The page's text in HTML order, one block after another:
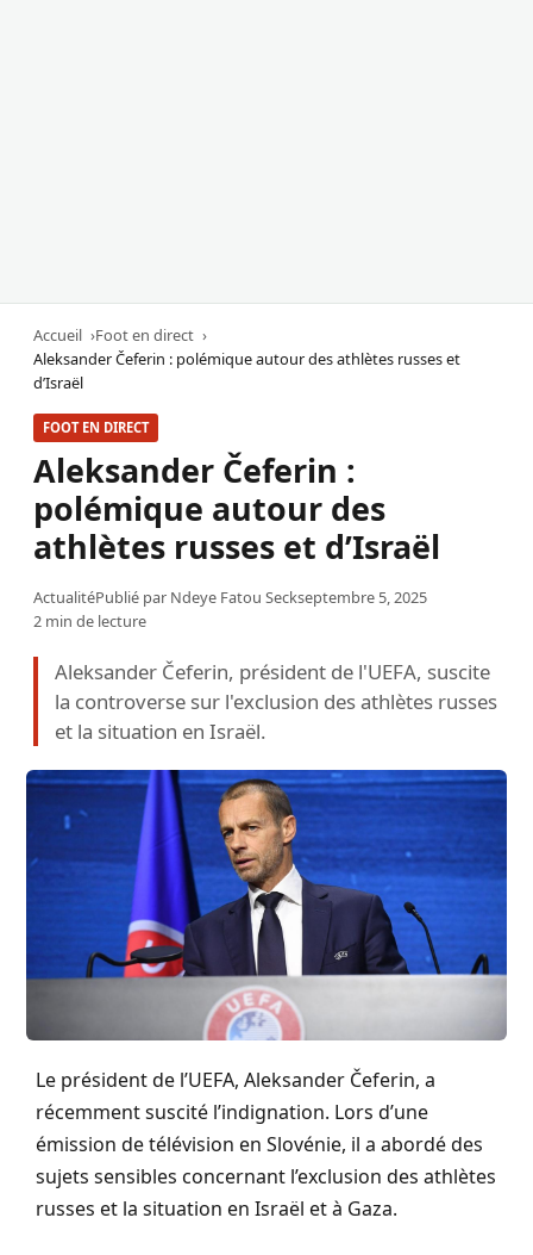
Accueil
Foot en direct
Aleksander Čeferin : polémique autour des athlètes russes et
d’Israël
FOOT EN DIRECT
Aleksander Čeferin :
polémique autour des
athlètes russes et d’Israël
ActualitéPublié par Ndeye Fatou Seckseptembre 5, 2025
2 min de lecture
Aleksander Čeferin, président de l'UEFA, suscite
la controverse sur l'exclusion des athlètes russes
et la situation en Israël.
Le président de l’UEFA, Aleksander Čeferin, a
récemment suscité l’indignation. Lors d’une
émission de télévision en Slovénie, il a abordé des
sujets sensibles concernant l’exclusion des athlètes
russes et la situation en Israël et à Gaza.